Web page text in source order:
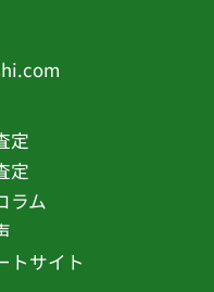
定
定
ラム
トサイト